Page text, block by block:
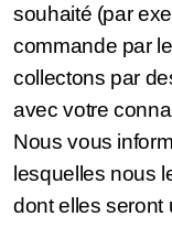
souhaité (par
commande par
collectons par
avec votre
Nous vous
lesquelles nous
dont elles seront